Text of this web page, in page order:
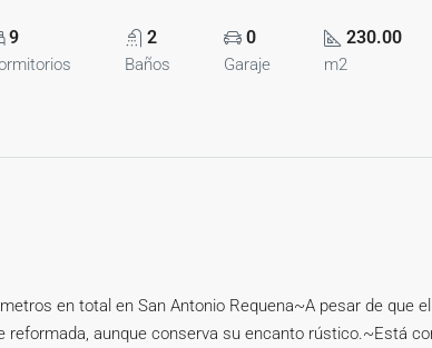
9 2
Baños
0
Garaje
230.00
m2
en total en San Antonio Requena~A pesar de que
reformada, aunque conserva su encanto rústico.~Está